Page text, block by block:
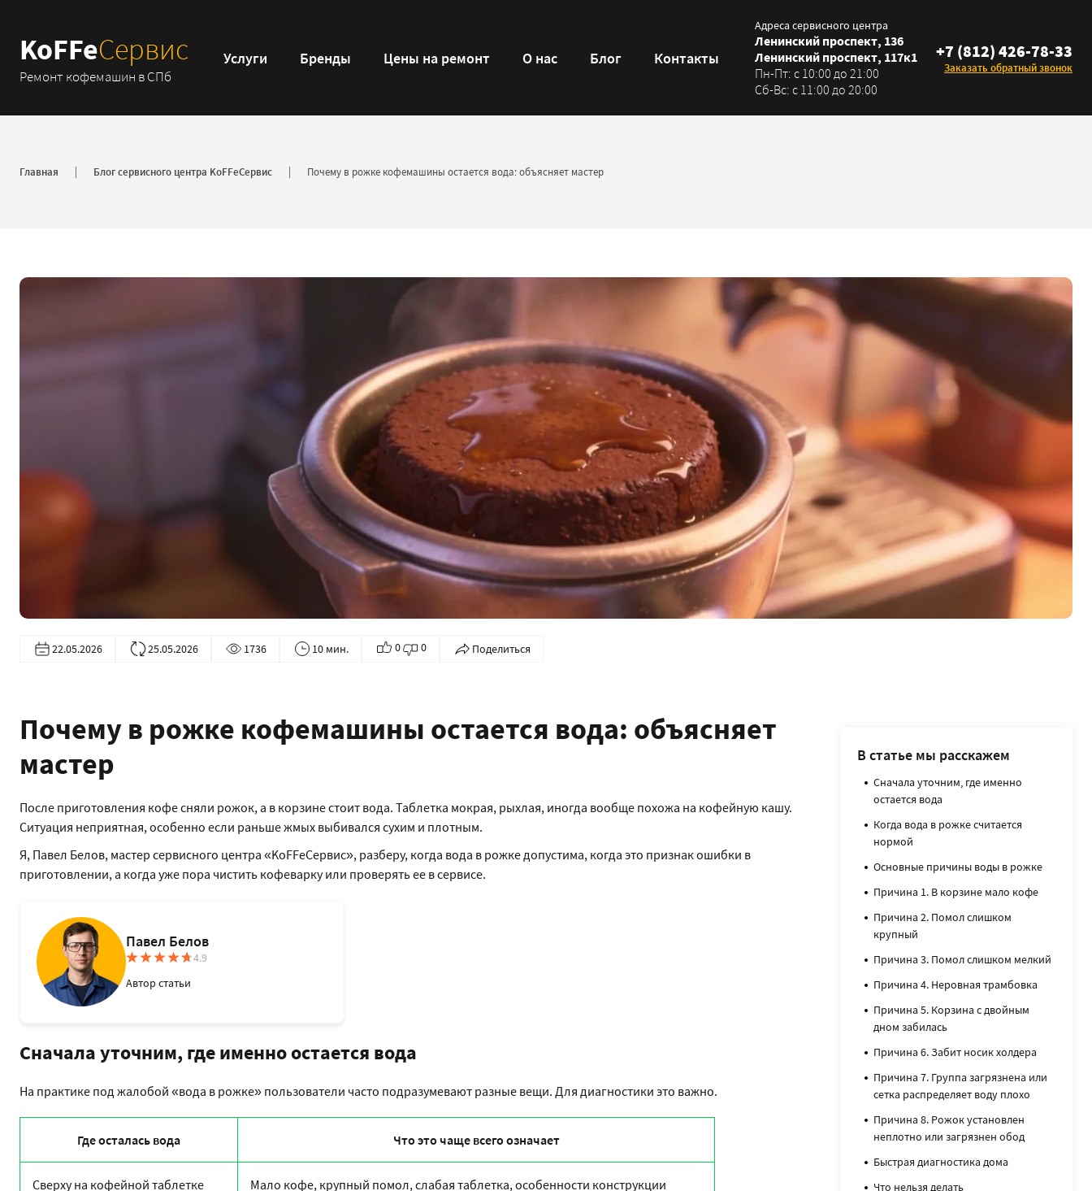
KoFFeСервис
Ремонт кофемашин в СПб
Услуги Бренды Цены на ремонт О нас Блог Контакты
Адреса сервисного центра
Ленинский проспект, 136
Ленинский проспект, 117к1
Пн-Пт: с 10:00 до 21:00
Сб-Вс: с 11:00 до 20:00
+7 (812) 426-78-33
Заказать обратный звонок
Главная Блог сервисного центра KoFFeСервис Почему в рожке кофемашины остается вода: объясняет мастер
22.05.2026 25.05.2026 1736 10 мин. 0 0 Поделиться
Почему в рожке кофемашины остается вода: объясняет
мастер
После приготовления кофе сняли рожок, а в корзине стоит вода. Таблетка мокрая, рыхлая, иногда вообще похожа на кофейную кашу.
Ситуация неприятная, особенно если раньше жмых выбивался сухим и плотным.
Я, Павел Белов, мастер сервисного центра «KoFFeСервис», разберу, когда вода в рожке допустима, когда это признак ошибки в
приготовлении, а когда уже пора чистить кофеварку или проверять ее в сервисе.
Павел Белов
4.9
Автор статьи
Сначала уточним, где именно остается вода
На практике под жалобой «вода в рожке» пользователи часто подразумевают разные вещи. Для диагностики это важно.
Где осталась вода Что это чаще всего означает
Сверху на кофейной таблетке Мало кофе, крупный помол, слабая таблетка, особенности конструкции
В статье мы расскажем
Сначала уточним, где именно
остается вода
Когда вода в рожке считается
нормой
Основные причины воды в рожке
Причина 1. В корзине мало кофе
Причина 2. Помол слишком
крупный
Причина 3. Помол слишком мелкий
Причина 4. Неровная трамбовка
Причина 5. Корзина с двойным
дном забилась
Причина 6. Забит носик холдера
Причина 7. Группа загрязнена или
сетка распределяет воду плохо
Причина 8. Рожок установлен
неплотно или загрязнен обод
Быстрая диагностика дома
Что нельзя делать